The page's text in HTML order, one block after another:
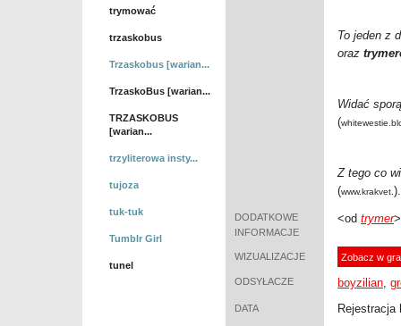
trymować
trzaskobus
Trzaskobus [warian...
TrzaskoBus [warian...
TRZASKOBUS
[warian...
trzyliterowa insty...
tujoza
tuk-tuk
Tumblr Girl
tunel
To jeden z
oraz
Widać
(
Z tego co
(www.krakvet. ).
DODATKOWE
INFORMACJE
<od trymer>
WIZUALIZACJE Zobacz w
ODSYŁACZE boyzilian,
DATA Rejestracja